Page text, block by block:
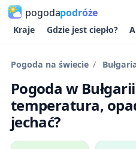
pogodapodróże
Kraje Gdzie jest ciepło?
Pogoda na świecie
Pogoda w
temperatura,
jechać?